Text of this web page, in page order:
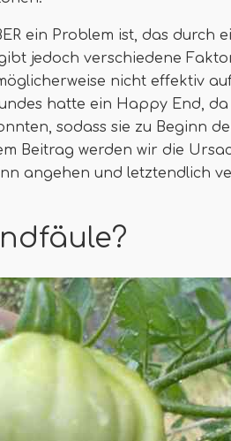
ein Problem ist, das durch
jedoch verschiedene
nicht effektiv
hatte ein Happy End,
sodass sie zu Beginn
Beitrag werden wir die
angehen und letztendlich